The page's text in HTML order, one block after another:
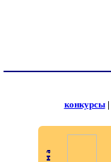
конкурсы|